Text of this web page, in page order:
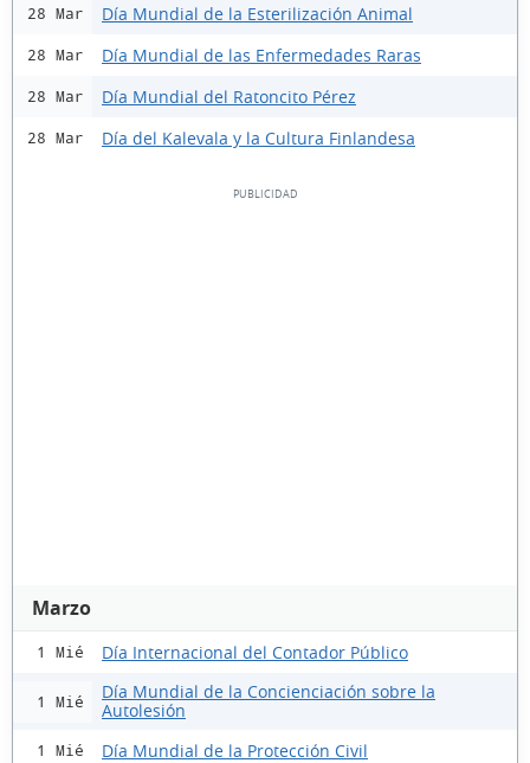
28 Mar Día Mundial de la Esterilización Animal
28 Mar Día Mundial de las Enfermedades Raras
28 Mar Día Mundial del Ratoncito Pérez
28 Mar Día del Kalevala y la Cultura Finlandesa
Marzo
1 Mié Día Internacional del Contador Público
1 Mié
Día Mundial de la Concienciación sobre la
Autolesión
1 Mié Día Mundial de la Protección Civil